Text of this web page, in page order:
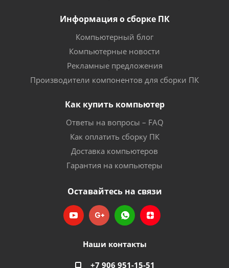
Информация о сборке ПК
Компьютерный блог
Компьютерные новости
Рекламные предложения
Производители компонентов для сборки ПК
Как купить компьютер
Ответы на вопросы – FAQ
Как оплатить сборку ПК
Доставка компьютеров
Гарантия на компьютеры
Оставайтесь на связи
Наши контакты
+7 906 951-15-51